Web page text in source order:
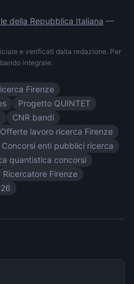
della Repubblica Italiana —
e verificati dalla redazione. Per
integrale.
Firenze
Progetto QUINTET
CNR bandi
Offerte lavoro ricerca Firenze
Concorsi enti pubblici ricerca
quantistica concorsi
Ricercatore Firenze